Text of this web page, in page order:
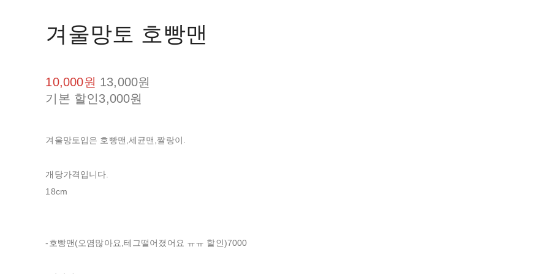
겨울망토 호빵맨
10,000원 13,000원
기본 할인3,000원
겨울망토입은 호빵맨,세균맨,짤랑이.
개당가격입니다.
18cm
-호빵맨(오염많아요,테그떨어졌어요 ㅠㅠ 할인)7000